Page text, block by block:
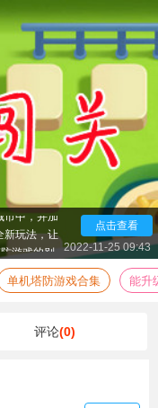
出名的就
常好玩的
》是《保卫
市中，并加
玩法，让
游戏的别
萌，互动性
冒险和刺激
点击查看
2022-11-25 09:43
单机塔防游戏合集 能升
评论(0)